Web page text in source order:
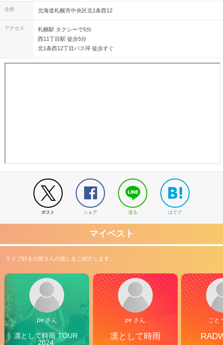
住所 北海道札幌市中央区北1条西12
アクセス
札幌駅 タクシーで5分
西11丁目駅 徒歩5分
北1条西12丁目バス停 徒歩すぐ
ポスト シェア 送る はてブ
マイベスト
ライブ好きの皆さんの推しをご紹介します。
pe さん
凛として時雨 TOUR
2024
pe さん
凛として時雨
ごと